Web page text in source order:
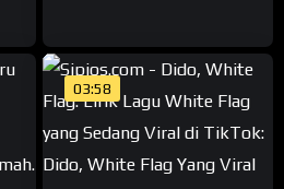
03:58